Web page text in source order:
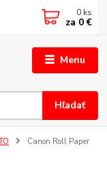
Menu
Hľadať
0 ks
za 0 €
Canon Roll Paper